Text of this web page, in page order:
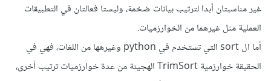
غير مناسبتان أبدا لترتيب بيانات ضخمة، وليستا فعالتان في التطبيقات
العملية مثل غيرهما من الخوارزميات.
أما ال sort التي تستخدم في python وغيرهها من اللغات، فهي في
الحقيقة خوارزمية TrimSort الهجينة من عدة خوارزميات ترتيب أخرى،